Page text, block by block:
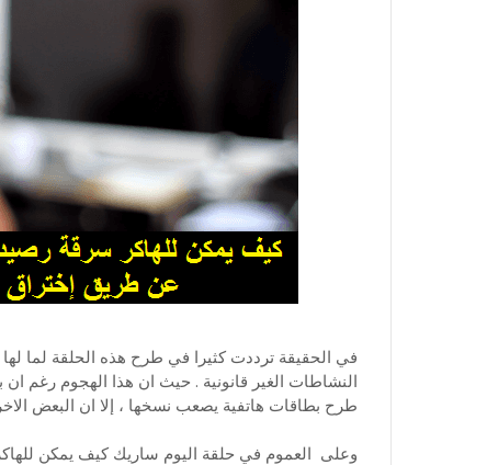
في الحقيقة ترددت كثيرا في طرح هذه الحلقة لما
النشاطات الغير قانونية . حيث ان هذا الهجوم رغم
طرح بطاقات هاتفية يصعب نسخها ، إلا ان البعض
وعلى العموم في حلقة اليوم ساريك كيف يمكن